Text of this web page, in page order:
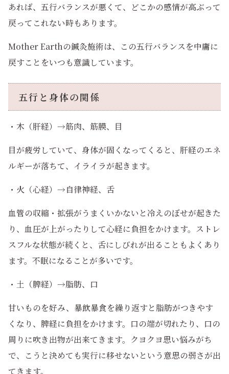
あれば、五行バランスが悪くて、どこかの感情が高ぶって
戻ってこれない時もあります。
Mother Earthの鍼灸施術は、この五行バランスを中庸に
戻すことをいつも意識しています。
五行と身体の関係
・木（肝経）→筋肉、筋膜、目
目が疲労していて、身体が固くなってくると、肝経のエネ
ルギーが落ちて、イライラが起きます。
・火（心経）→自律神経、舌
血管の収縮・拡張がうまくいかないと冷えのぼせが起きた
り、血圧が上がったりして心経に負担をかけます。ストレ
スフルな状態が続くと、舌にしびれが出ることもよくあり
ます。不眠になることが多いです。
・土（脾経）→脂肪、口
甘いものを好み、暴飲暴食を繰り返すと脂肪がつきやす
くなり、脾経に負担をかけます。口の端が切れたり、口の
周りに吹き出物が出来てきます。クヨクヨ思い悩みがち
で、こうと決めても実行に移せないという意思の弱さが出
てきます。